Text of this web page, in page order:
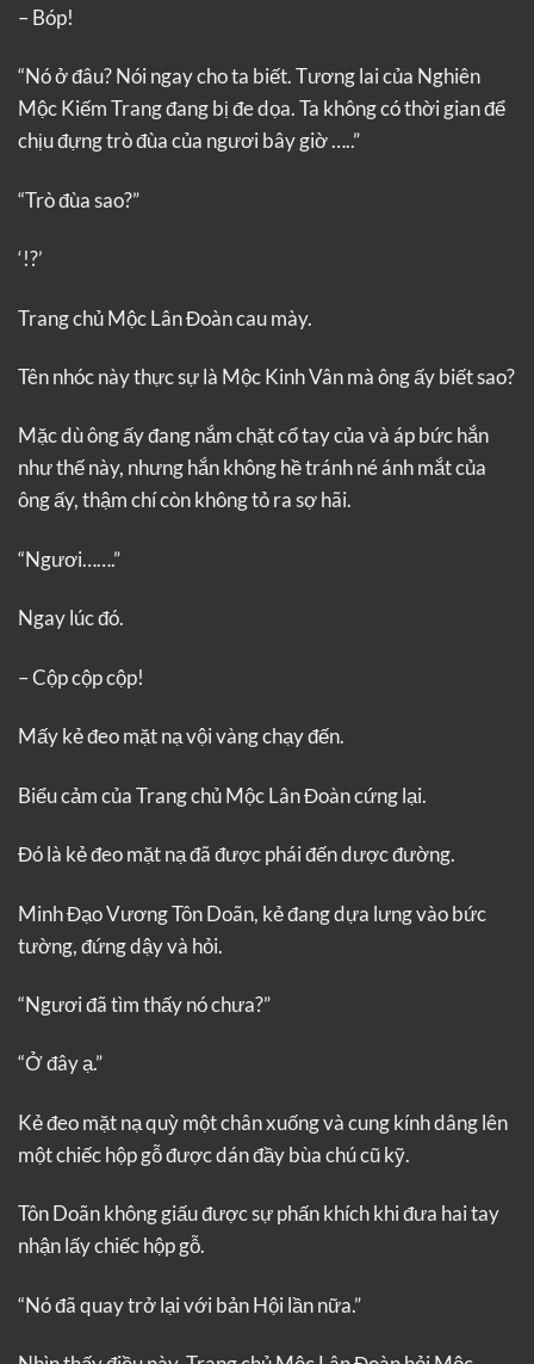
– Bóp!
“Nó ở đâu? Nói ngay cho ta biết. Tương lai của Nghiên
Mộc Kiếm Trang đang bị đe dọa. Ta không có thời gian để
chịu đựng trò đùa của ngươi bây giờ …..”
“Trò đùa sao?”
‘!?’
Trang chủ Mộc Lân Đoàn cau mày.
Tên nhóc này thực sự là Mộc Kinh Vân mà ông ấy biết sao?
Mặc dù ông ấy đang nắm chặt cổ tay của và áp bức hắn
như thế này, nhưng hắn không hề tránh né ánh mắt của
ông ấy, thậm chí còn không tỏ ra sợ hãi.
“Ngươi…….”
Ngay lúc đó.
– Cộp cộp cộp!
Mấy kẻ đeo mặt nạ vội vàng chạy đến.
Biểu cảm của Trang chủ Mộc Lân Đoàn cứng lại.
Đó là kẻ đeo mặt nạ đã được phái đến dược đường.
Minh Đạo Vương Tôn Doãn, kẻ đang dựa lưng vào bức
tường, đứng dậy và hỏi.
“Ngươi đã tìm thấy nó chưa?”
“Ở đây ạ.”
Kẻ đeo mặt nạ quỳ một chân xuống và cung kính dâng lên
một chiếc hộp gỗ được dán đầy bùa chú cũ kỹ.
Tôn Doãn không giấu được sự phấn khích khi đưa hai tay
nhận lấy chiếc hộp gỗ.
“Nó đã quay trở lại với bản Hội lần nữa.”